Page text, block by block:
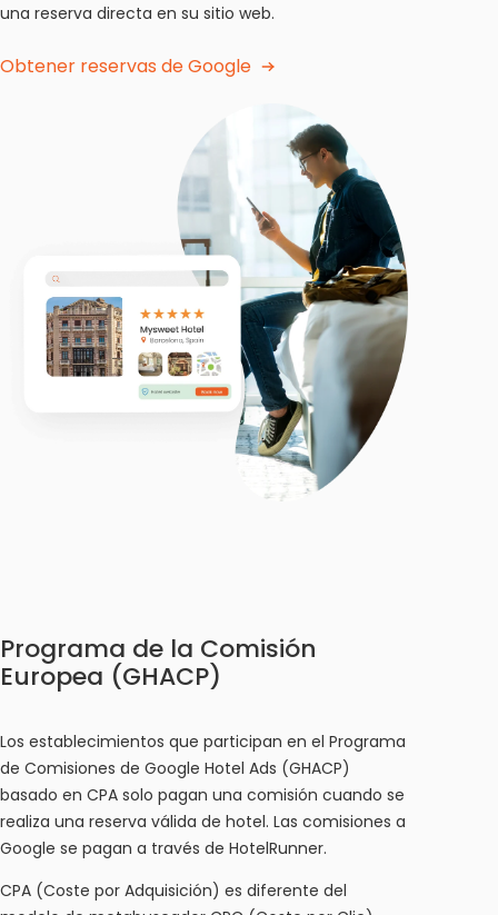
una reserva directa en su sitio web.
Obtener reservas de Google
Programa de la Comisión
Europea (GHACP)
Los establecimientos que participan en el Programa
de Comisiones de Google Hotel Ads (GHACP)
basado en CPA solo pagan una comisión cuando se
realiza una reserva válida de hotel. Las comisiones a
Google se pagan a través de HotelRunner.
CPA (Coste por Adquisición) es diferente del